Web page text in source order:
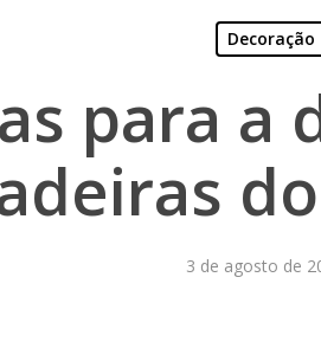
Decoração
para a
3 de agosto de